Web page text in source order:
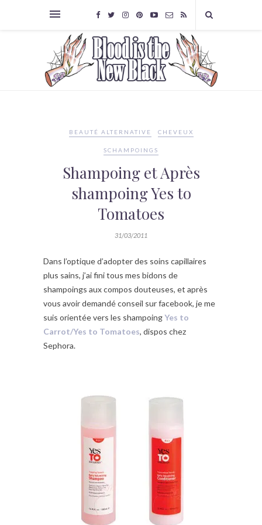
BEAUTÉ ALTERNATIVE CHEVEUX
SCHAMPOINGS
Shampoing et Après
shampoing Yes to
Tomatoes
31/03/2011
Dans l’optique d’adopter des soins capillaires
plus sains, j’ai fini tous mes bidons de
shampoings aux compos douteuses, et après
vous avoir demandé conseil sur facebook, je me
suis orientée vers les shampoingYes to
Carrot/Yes to Tomatoes, dispos chez
Sephora.